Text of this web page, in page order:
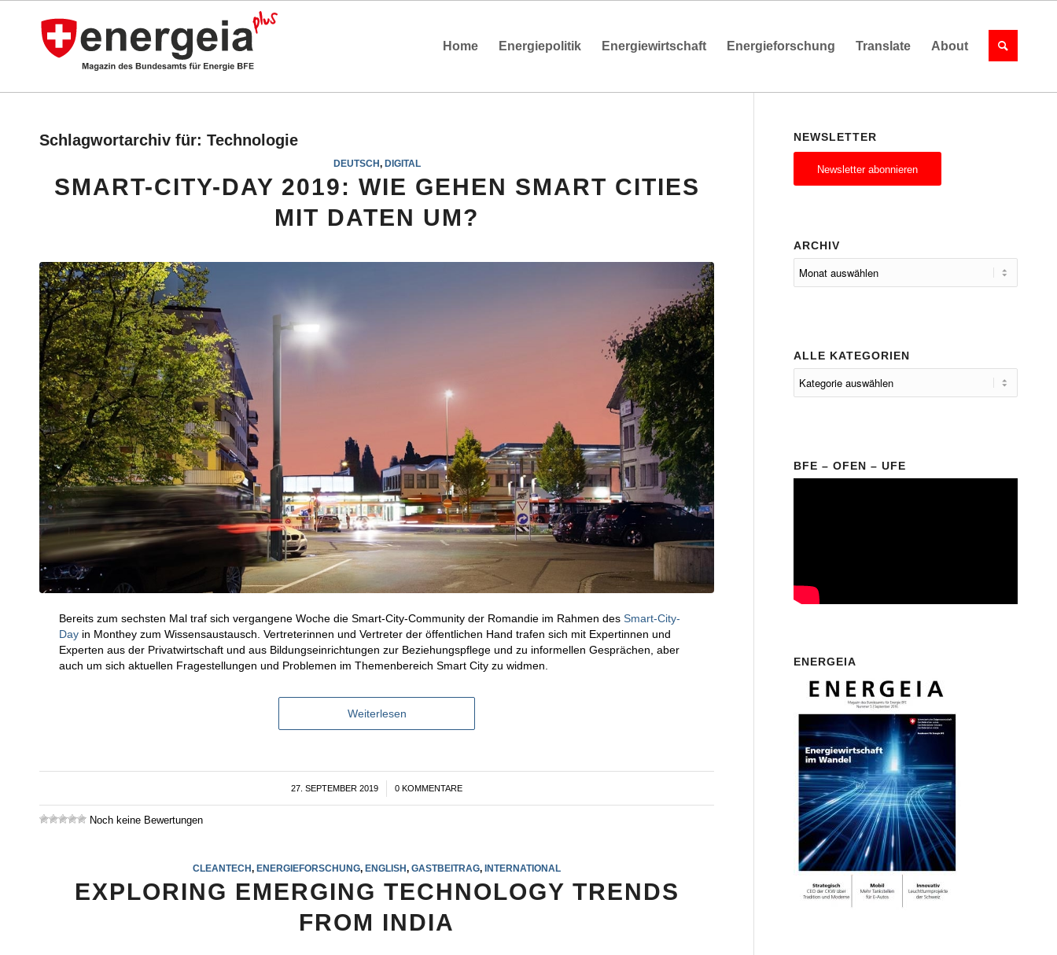
Home Energiepolitik Energiewirtschaft Energieforschung Translate About
Schlagwortarchiv für: Technologie
DEUTSCH, DIGITAL
SMART-CITY-DAY 2019: WIE GEHEN SMART CITIES
MIT DATEN UM?
Bereits zum sechsten Mal traf sich vergangene Woche die Smart-City-Community der Romandie im Rahmen des Smart-City-
Day in Monthey zum Wissensaustausch. Vertreterinnen und Vertreter der öffentlichen Hand trafen sich mit Expertinnen und
Experten aus der Privatwirtschaft und aus Bildungseinrichtungen zur Beziehungspflege und zu informellen Gesprächen, aber
auch um sich aktuellen Fragestellungen und Problemen im Themenbereich Smart City zu widmen.
Weiterlesen
27. SEPTEMBER 2019
/ 0 KOMMENTARE
Noch keine Bewertungen
CLEANTECH,ENERGIEFORSCHUNG,ENGLISH,GASTBEITRAG,INTERNATIONAL
EXPLORING EMERGING TECHNOLOGY TRENDS
FROM INDIA
NEWSLETTER
Newsletter abonnieren
ARCHIV
ALLE KATEGORIEN
BFE – OFEN – UFE
ENERGEIA